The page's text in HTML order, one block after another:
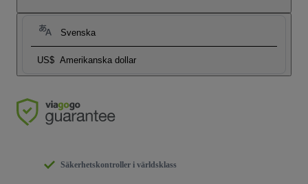
Svenska
US$ Amerikanska dollar
Säkerhetskontroller i världsklass